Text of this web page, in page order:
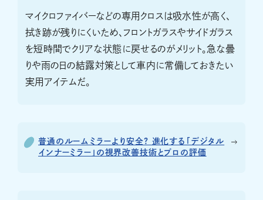
マイクロファイバーなどの専用クロスは吸水性が高く、
拭き跡が残りにくいため、フロントガラスやサイドガラス
を短時間でクリアな状態に戻せるのがメリット。急な曇
りや雨の日の結露対策として車内に常備しておきたい
実用アイテムだ。
普通のルームミラーより安全? 進化する「デジタル
インナーミラー」の視界改善技術とプロの評価